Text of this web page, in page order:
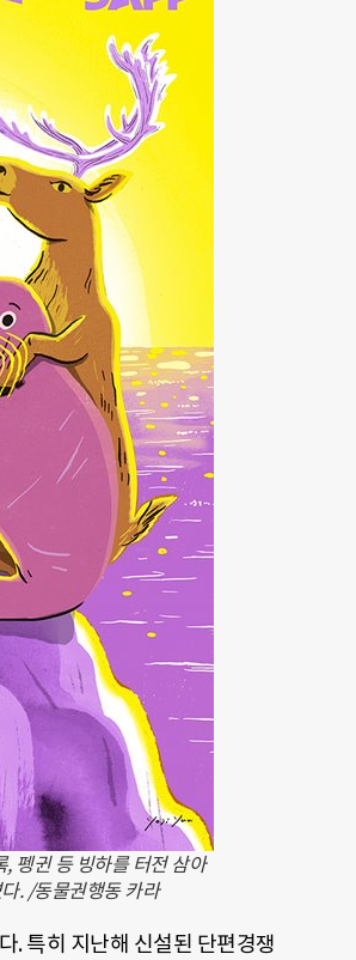
펭귄 등 빙하를 터전 삼아
. /동물권행동 카라
. 특히 지난해 신설된 단편경쟁